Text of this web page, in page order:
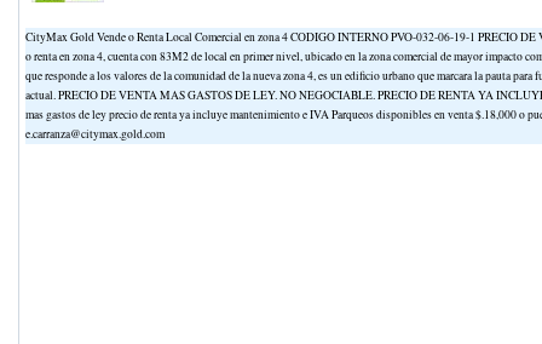
CityMax Gold Vende o Renta Local Comercial en zona 4 CODIGO INTERNO PVO-032-06-19-1 PRECIO
o renta en zona 4, cuenta con 83M2 de local en primer nivel, ubicado en la zona comercial de mayor impacto
que responde a los valores de la comunidad de la nueva zona 4, es un edificio urbano que marcara la pauta
actual. PRECIO DE VENTA MAS GASTOS DE LEY. NO NEGOCIABLE. PRECIO DE RENTA YA
mas gastos de ley precio de renta ya incluye mantenimiento e IVA Parqueos disponibles en venta $.18,000 o
e.carranza@citymax.gold.com